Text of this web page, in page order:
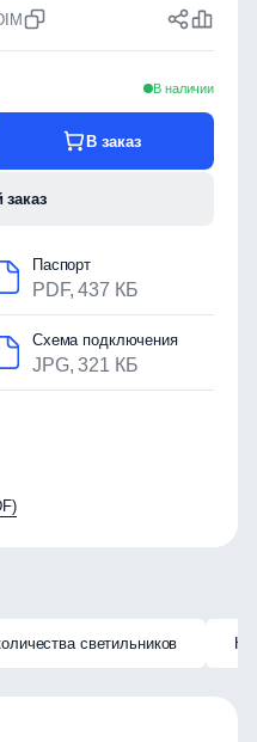
В наличии
В заказ
Паспорт
PDF, 437 КБ
Схема подключения
JPG, 321 КБ
светильников